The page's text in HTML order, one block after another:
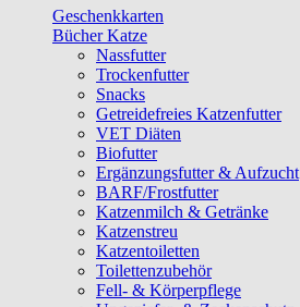
Geschenkkarten
Bücher Katze
Nassfutter
Trockenfutter
Snacks
Getreidefreies Katzenfutter
VET Diäten
Biofutter
Ergänzungsfutter & Aufzucht
BARF/Frostfutter
Katzenmilch & Getränke
Katzenstreu
Katzentoiletten
Toilettenzubehör
Fell- & Körperpflege